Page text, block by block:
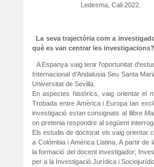
Ledesma, Cali 2022.
La seva trajectòria com a
què es van centrar les investigacions?
A Espanya vaig tenir l'oportunitat
Internacional d'Andalusia Seu Santa
Universitat de Sevilla.
En aspectes històrics, vaig orientar el
Trobada entre Amèrica i Europa tan
investigació estan consignats al llibre
on pretenia respondre al següent
Els estudis de doctorat els vaig orientar
a Colòmbia i Amèrica Llatina. A partir
la formació del docent investigador;
per a la Investigació Jurídica i